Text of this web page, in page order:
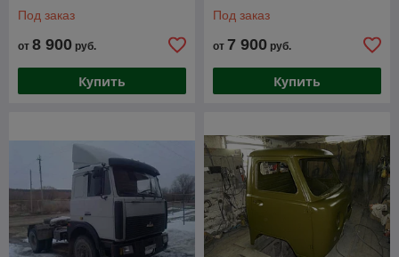
Под заказ
от 8 900 руб.
Купить
Под заказ
от 7 900 руб.
Купить